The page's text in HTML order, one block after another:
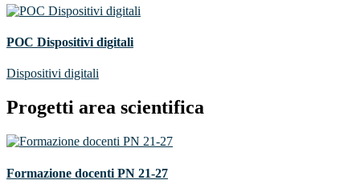
POC Dispositivi digitali
Dispositivi digitali
Progetti area scientifica
Formazione docenti PN 21-27